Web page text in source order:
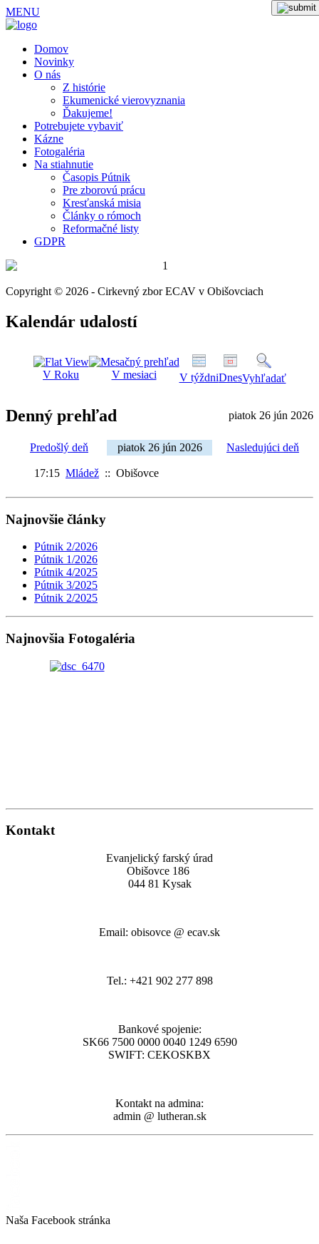
MENU
Domov
Novinky
O nás
Z histórie
Ekumenické vierovyznania
Ďakujeme!
Potrebujete vybaviť
Kázne
Fotogaléria
Na stiahnutie
Časopis Pútnik
Pre zborovú prácu
Kresťanská misia
Články o rómoch
Reformačné listy
GDPR
Copyright © 2026 - Cirkevný zbor ECAV v Obišovciach
Kalendár udalostí
V Roku V mesiaci V týždniDnesVyhľadať
Denný prehľad piatok 26 jún 2026
Predošlý deň piatok 26 jún 2026 Nasledujúci deň
17:15 Mládež :: Obišovce
Najnovšie články
Pútnik 2/2026
Pútnik 1/2026
Pútnik 4/2025
Pútnik 3/2025
Pútnik 2/2025
Najnovšia Fotogaléria
Kontakt
Evanjelický farský úrad
Obišovce 186
044 81 Kysak
Email: obisovce @ ecav.sk
Tel.: +421 902 277 898
Bankové spojenie:
SK66 7500 0000 0040 1249 6590
SWIFT: CEKOSKBX
Kontakt na admina:
admin @ lutheran.sk
Naša Facebook stránka